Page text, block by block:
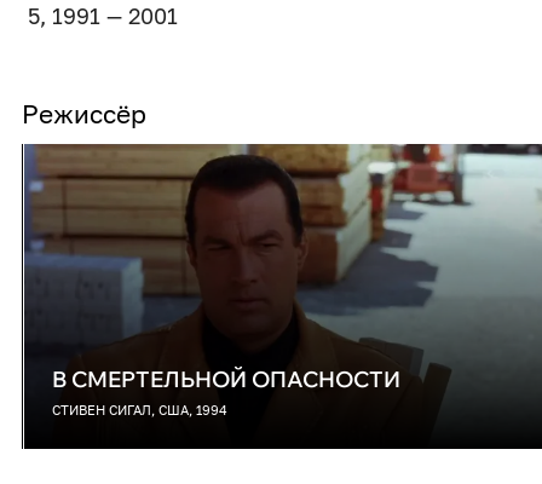
5, 1991 — 2001
Режиссёр
В СМЕРТЕЛЬНОЙ ОПАСНОСТИ
СТИВЕН СИГАЛ, США, 1994